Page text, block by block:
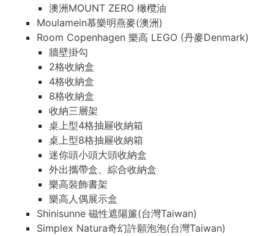
澳洲MOUNT ZERO 橄欖油
Moulamein慕樂明燕麥(澳洲)
Room Copenhagen 樂高 LEGO (丹麥Denmark)
牆壁掛勾
2格收納盒
4格收納盒
8格收納盒
收納三層架
桌上型4格抽屜收納箱
桌上型8格抽屜收納箱
迷你頭小頭大頭收納盒
外出攜帶盒、綜合收納盒
樂高裝飾書架
樂高人偶展示盒
Shinisunne 磁性遮陽簾(台灣Taiwan)
Simplex Natura奇幻許願泡泡(台灣Taiwan)